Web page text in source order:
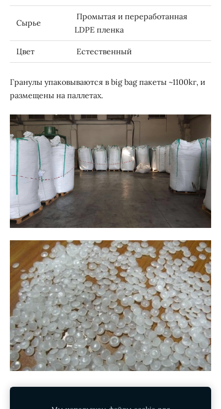
Сырье
Промытая и переработанная
LDPE пленка
Цвет Естественный
Гранулы упаковываются в big bag пакеты ~1100kг, и
размещены на паллетах.
Чтобы узнать доступности и цены, пожалуйста,